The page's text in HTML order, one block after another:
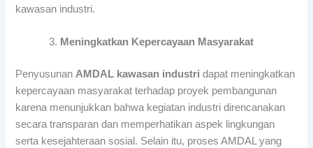
kawasan industri.
Meningkatkan Kepercayaan Masyarakat
PenyusunanAMDAL kawasan industri dapat meningkatkan
kepercayaan masyarakat terhadap proyek pembangunan
karena menunjukkan bahwa kegiatan industri direncanakan
secara transparan dan memperhatikan aspek lingkungan
serta kesejahteraan sosial. Selain itu, proses AMDAL yang